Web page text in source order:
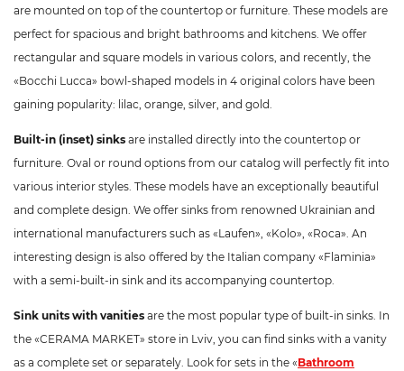
are mounted on top of the countertop or furniture. These models are
perfect for spacious and bright bathrooms and kitchens. We offer
rectangular and square models in various colors, and recently, the
«Bocchi Lucca» bowl-shaped models in 4 original colors have been
gaining popularity: lilac, orange, silver, and gold.
Built-in (inset) sinks are installed directly into the countertop or
furniture. Oval or round options from our catalog will perfectly fit into
various interior styles. These models have an exceptionally beautiful
and complete design. We offer sinks from renowned Ukrainian and
international manufacturers such as «Laufen», «Kolo», «Roca». An
interesting design is also offered by the Italian company «Flaminia»
with a semi-built-in sink and its accompanying countertop.
Sink units with vanities are the most popular type of built-in sinks. In
the «CERAMA MARKET» store in Lviv, you can find sinks with a vanity
as a complete set or separately. Look for sets in the «Bathroom